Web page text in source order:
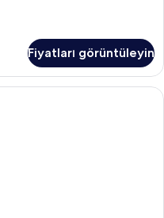
Fiyatları görüntüleyin